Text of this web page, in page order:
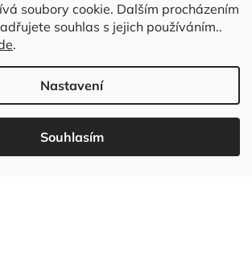
soubory cookie. Dalším procházením
souhlas s jejich používáním..
.
Nastavení
Souhlasím